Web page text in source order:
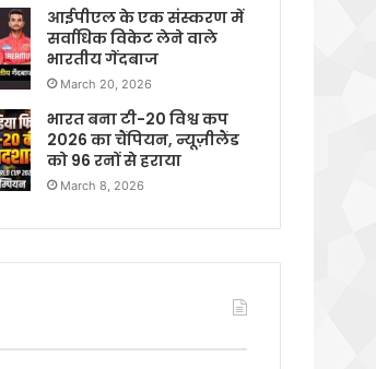
आईपीएल के एक संस्करण में
सर्वाधिक विकेट लेने वाले
भारतीय गेंदबाज
March 20, 2026
भारत बना टी-20 विश्व कप
2026 का चैंपियन, न्यूज़ीलैंड
को 96 रनों से हराया
March 8, 2026